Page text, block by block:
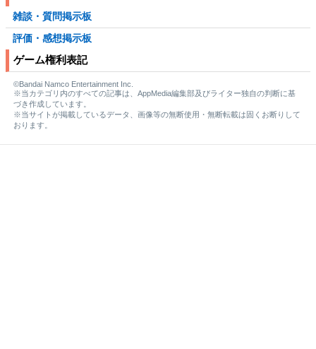
雑談・質問掲示板
評価・感想掲示板
ゲーム権利表記
©Bandai Namco Entertainment Inc.
※当カテゴリ内のすべての記事は、AppMedia編集部及びライター独自の判断に基
づき作成しています。
※当サイトが掲載しているデータ、画像等の無断使用・無断転載は固くお断りして
おります。